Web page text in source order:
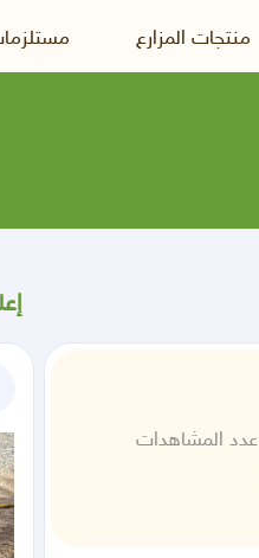
منتجات المزارع
عدد المشاهدات